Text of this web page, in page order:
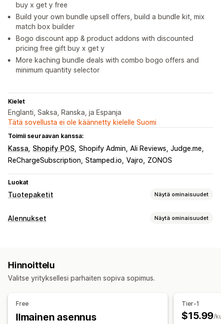
buy x get y free
Build your own bundle upsell offers, build a bundle kit, mix
match box builder
Bogo discount app & product addons with discounted
pricing free gift buy x get y
More kaching bundle deals with combo bogo offers and
minimum quantity selector
Kielet
Englanti, Saksa, Ranska, ja Espanja
Tätä sovellusta ei ole käännetty kielelle Suomi
Toimii seuraavan kanssa:
Kassa Shopify POS Shopify Admin Ali Reviews Judge.me
ReChargeSubscription Stamped.io Vajro ZONOS
Luokat
Tuotepaketit Näytä ominaisuudet
Tuotepakettityypit
Mysteerilaatikot
Lisämyyntipaketit
Ristiinmyyntipaketit
Mukautetut tuotepaketit
Alennukset Näytä ominaisuudet
Volyymialennukset
Prosenttialennukset Joukkoalennukset Lahjat
Ristiinmyyntialennukset
Hinnoittelu
Valitse yrityksellesi parhaiten sopiva sopimus.
Free
Ilmainen asennus
Tier-1
$15.99/